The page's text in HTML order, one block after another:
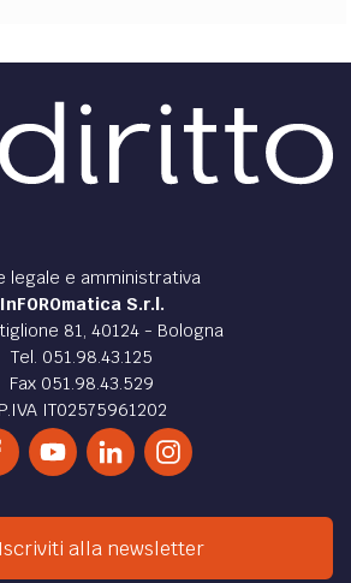
legale e amministrativa
InFOROmatica S.r.l.
81, 40124 - Bologna
Tel. 051.98.43.125
Fax 051.98.43.529
P.IVA IT02575961202
Iscriviti alla newsletter